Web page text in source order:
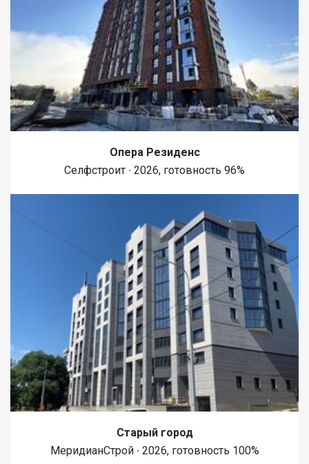
Опера Резиденс
Селфстроит ∙ 2026, готовность 96%
Старый город
МеридианСтрой ∙ 2026, готовность 100%